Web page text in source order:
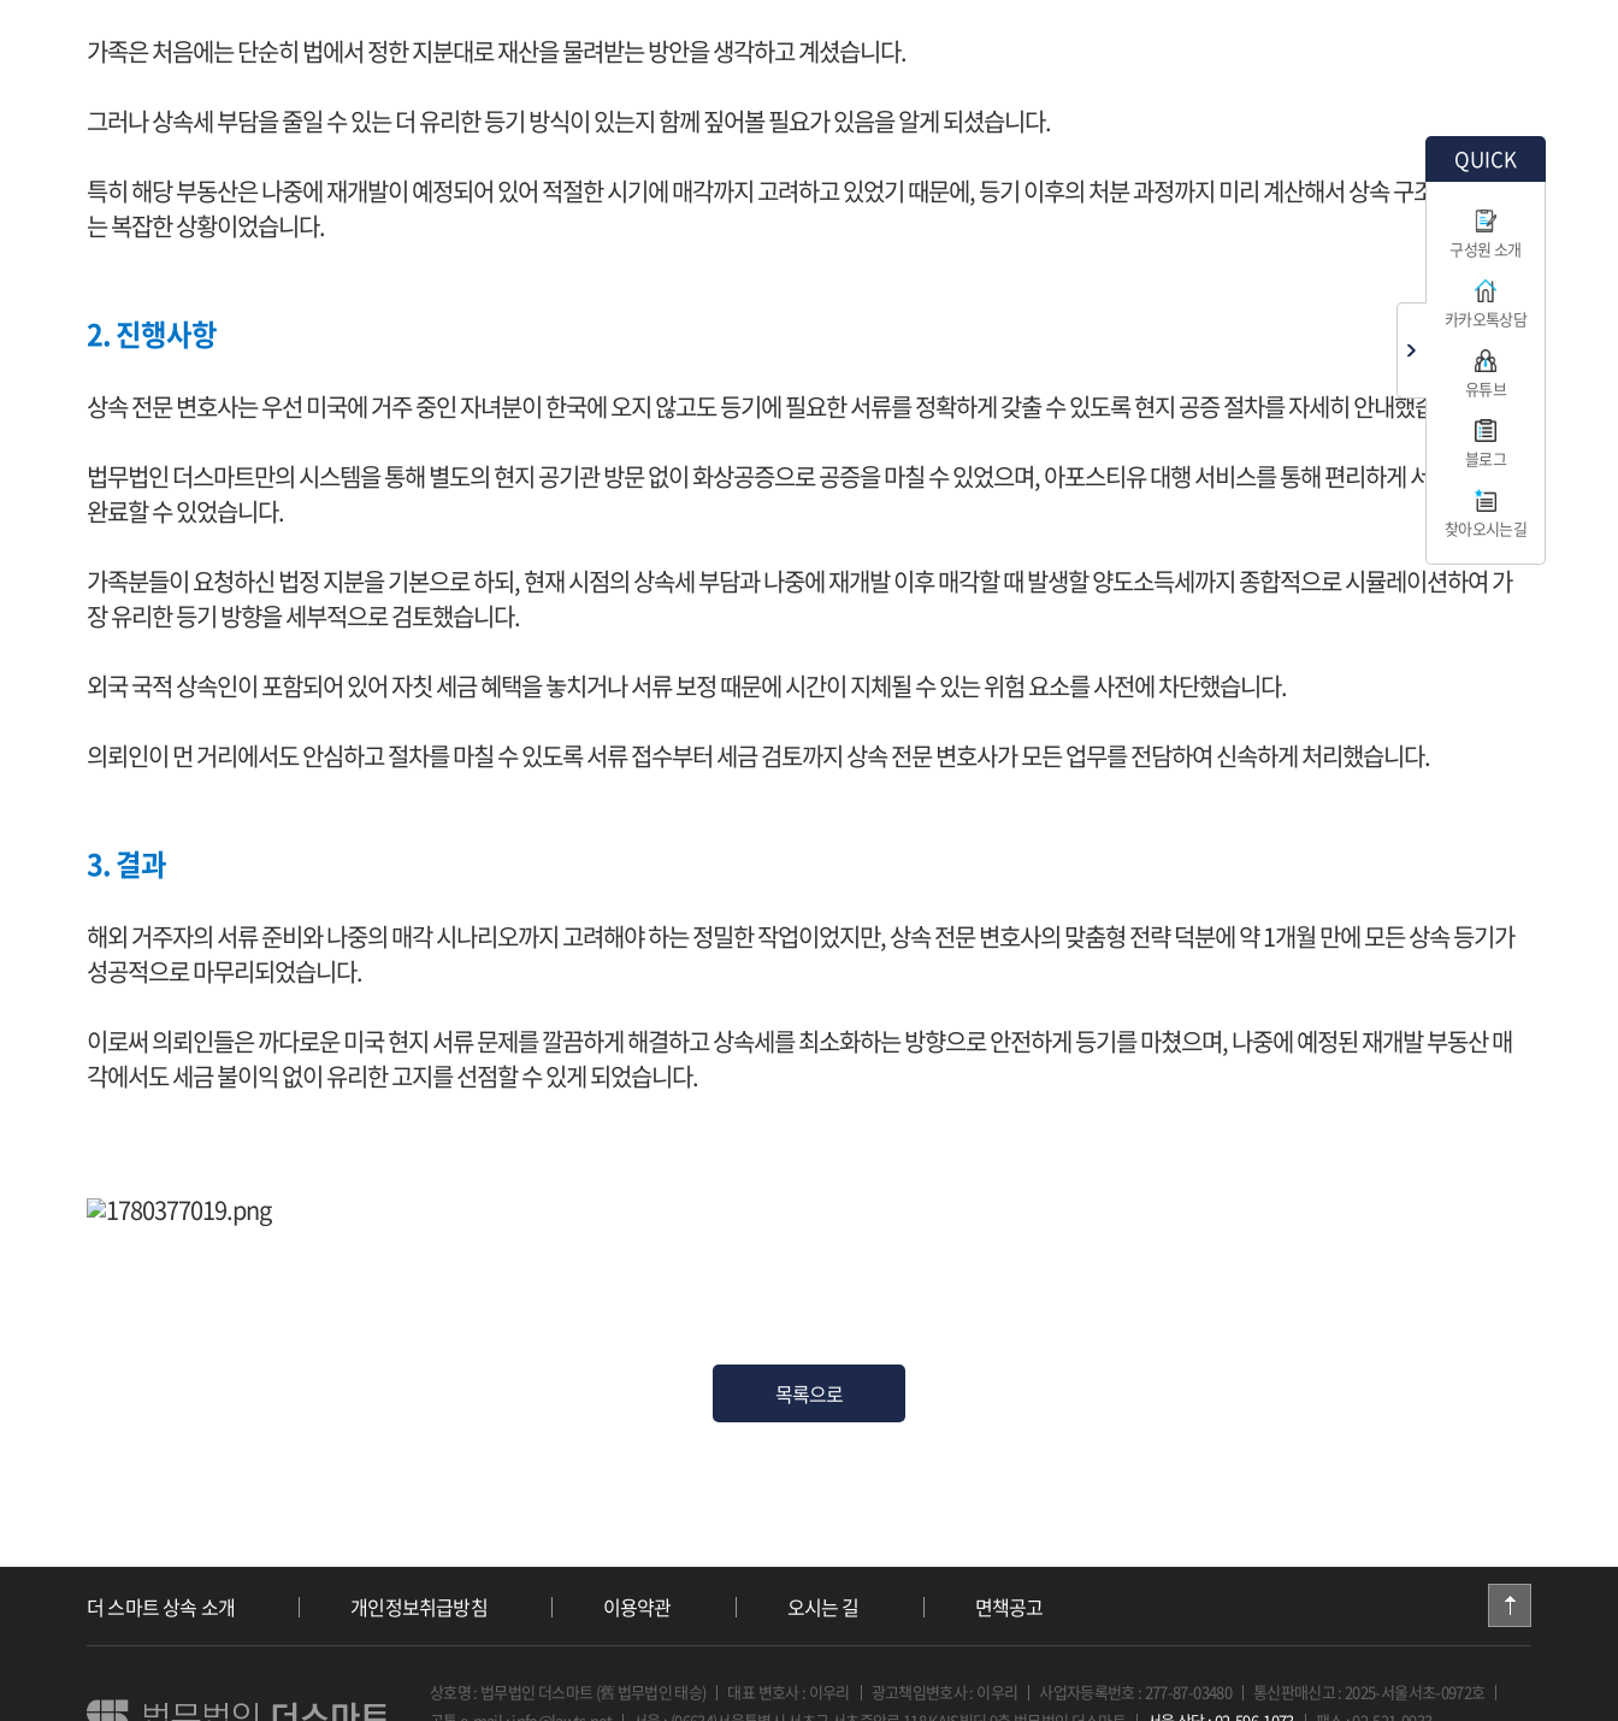
QUICK
구성원 소개
카카오톡상담
유튜브
블로그
찾아오시는길
가족은 처음에는 단순히 법에서 정한 지분대로 재산을 물려받는 방안을 생각하고 계셨습니다.
그러나 상속세 부담을 줄일 수 있는 더 유리한 등기 방식이 있는지 함께 짚어볼 필요가 있음을 알게 되셨습니다.
특히 해당 부동산은 나중에 재개발이 예정되어 있어 적절한 시기에 매각까지 고려하고 있었기 때문에, 등기 이후의 처분 과정까지 미리 계산해서 상속 구조를 짜야 하
는 복잡한 상황이었습니다.
2. 진행사항
상속 전문 변호사는 우선 미국에 거주 중인 자녀분이 한국에 오지 않고도 등기에 필요한 서류를 정확하게 갖출 수 있도록 현지 공증 절차를 자세히 안내했습니다.
법무법인 더스마트만의 시스템을 통해 별도의 현지 공기관 방문 없이 화상공증으로 공증을 마칠 수 있었으며, 아포스티유 대행 서비스를 통해 편리하게 서류 준비를
완료할 수 있었습니다.
가족분들이 요청하신 법정 지분을 기본으로 하되, 현재 시점의 상속세 부담과 나중에 재개발 이후 매각할 때 발생할 양도소득세까지 종합적으로 시뮬레이션하여 가
장 유리한 등기 방향을 세부적으로 검토했습니다.
외국 국적 상속인이 포함되어 있어 자칫 세금 혜택을 놓치거나 서류 보정 때문에 시간이 지체될 수 있는 위험 요소를 사전에 차단했습니다.
의뢰인이 먼 거리에서도 안심하고 절차를 마칠 수 있도록 서류 접수부터 세금 검토까지 상속 전문 변호사가 모든 업무를 전담하여 신속하게 처리했습니다.
3. 결과
해외 거주자의 서류 준비와 나중의 매각 시나리오까지 고려해야 하는 정밀한 작업이었지만, 상속 전문 변호사의 맞춤형 전략 덕분에 약 1개월 만에 모든 상속 등기가
성공적으로 마무리되었습니다.
이로써 의뢰인들은 까다로운 미국 현지 서류 문제를 깔끔하게 해결하고 상속세를 최소화하는 방향으로 안전하게 등기를 마쳤으며, 나중에 예정된 재개발 부동산 매
각에서도 세금 불이익 없이 유리한 고지를 선점할 수 있게 되었습니다.
목록으로
더 스마트 상속 소개 개인정보취급방침 이용약관 오시는 길 면책공고
상호명 : 법무법인 더스마트 (舊 법무법인 태승) 대표 변호사 : 이우리 광고책임변호사 : 이우리 사업자등록번호 : 277-87-03480
통신판매신고 : 2025-서울서초-0972호